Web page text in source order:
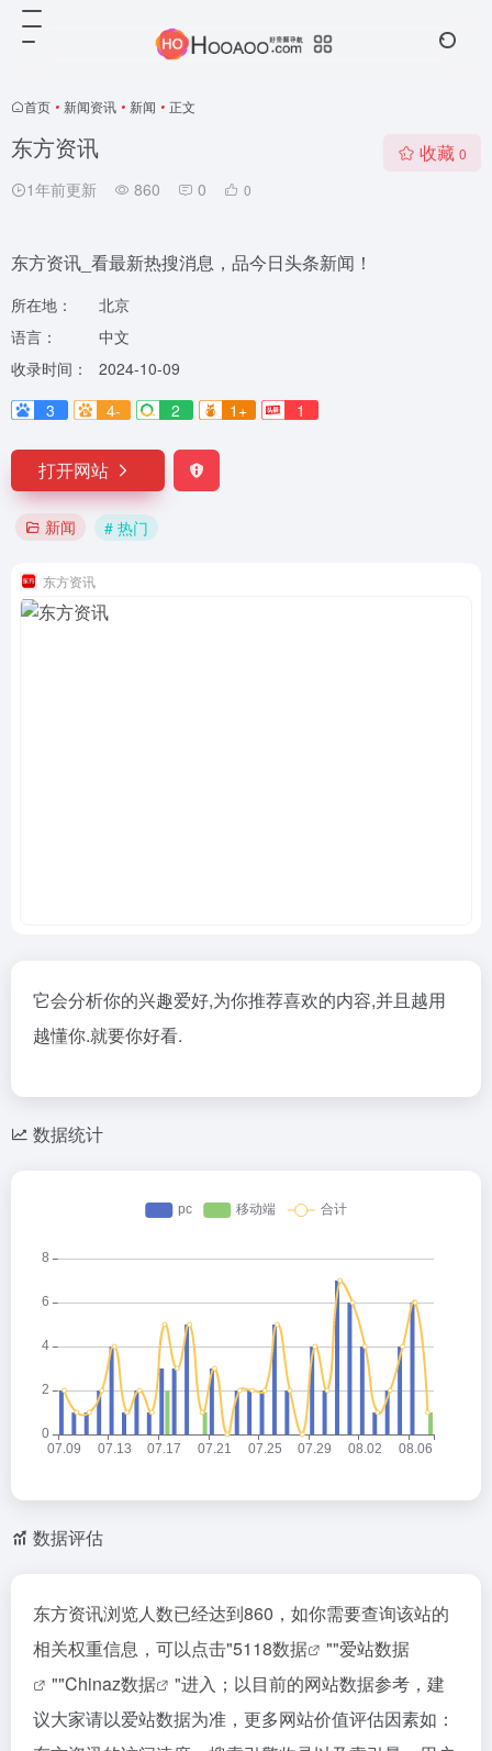
首页 • 新闻资讯 • 新闻 • 正文
东方资讯
1年前更新 860 0 0
收藏 0
东方资讯_看最新热搜消息，品今日头条新闻！
所在地：
北京
语言：
中文
收录时间：
2024-10-09
3
4- 2 1+ 1
打开网站
新闻 # 热门
东方资讯
它会分析你的兴趣爱好,为你推荐喜欢的内容,并且越用
越懂你.就要你好看.
数据统计
数据评估
东方资讯浏览人数已经达到860，如你需要查询该站的
相关权重信息，可以点击"5118数据 ""爱站数据
""Chinaz数据
"进入；以目前的网站数据参考，建
议大家请以爱站数据为准，更多网站价值评估因素如：